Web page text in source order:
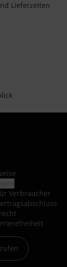
Lieferzeiten
Verbraucher